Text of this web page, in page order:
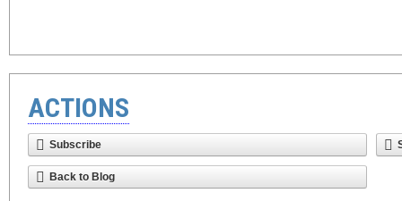
ACTIONS
Subscribe
Back to Blog